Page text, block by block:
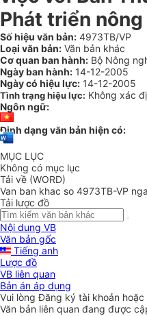
Phát triển
Số hiệu văn bản: 4973TB/VP
Loại văn bản: Văn bản khác
Cơ quan ban hành: Bộ Nông
Ngày ban hành: 14-12-2005
Ngày có hiệu lực: 14-12-2005
Tình trạng hiệu lực: Không xác
Ngôn ngữ:
Định dạng văn bản hiện có:
MỤC LỤC
Không có mục lục
Tải về (WORD)
Van ban khac so 4973TB-VP
Tải lược đồ
Nội dung VB
Văn bản gốc
Tiếng anh
Lược đồ
VB liên quan
Bản án áp dụng
Vui lòngĐăng ký tài khoản hoặc
Văn bản liên quan đang được